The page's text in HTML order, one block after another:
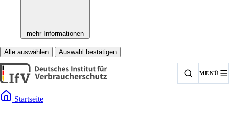
mehr Informationen
Alle auswählen Auswahl bestätigen
MENÜ
Startseite